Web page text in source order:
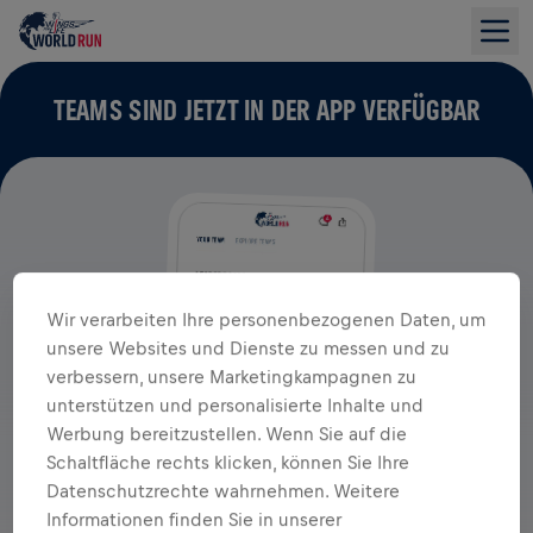
TEAMS SIND JETZT IN DER APP VERFÜGBAR
Wir verarbeiten Ihre personenbezogenen Daten, um
unsere Websites und Dienste zu messen und zu
verbessern, unsere Marketingkampagnen zu
unterstützen und personalisierte Inhalte und
Werbung bereitzustellen. Wenn Sie auf die
Schaltfläche rechts klicken, können Sie Ihre
Datenschutzrechte wahrnehmen. Weitere
Informationen finden Sie in unserer